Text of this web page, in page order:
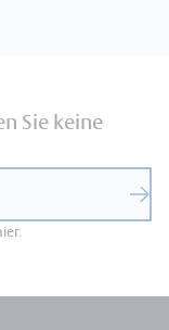
Sie keine